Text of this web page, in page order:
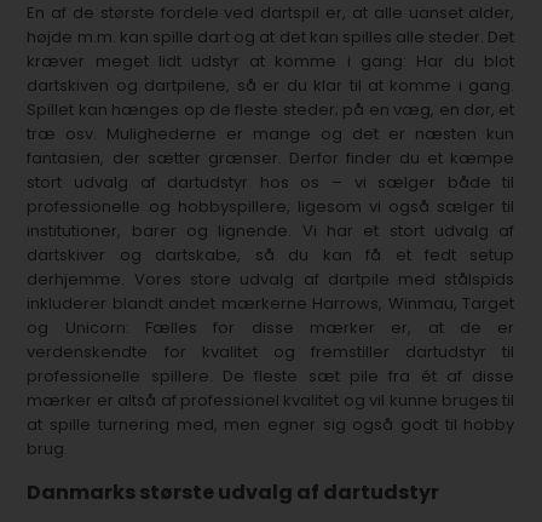
En af de største fordele ved dartspil er, at alle uanset alder,
højde m.m. kan spille dart og at det kan spilles alle steder. Det
kræver meget lidt udstyr at komme i gang: Har du blot
dartskiven og dartpilene, så er du klar til at komme i gang.
Spillet kan hænges op de fleste steder; på en væg, en dør, et
træ osv. Mulighederne er mange og det er næsten kun
fantasien, der sætter grænser. Derfor finder du et kæmpe
stort udvalg af dartudstyr hos os – vi sælger både til
professionelle og hobbyspillere, ligesom vi også sælger til
institutioner, barer og lignende. Vi har et stort udvalg af
dartskiver og dartskabe, så du kan få et fedt setup
derhjemme. Vores store udvalg af dartpile med stålspids
inkluderer blandt andet mærkerne Harrows, Winmau, Target
og Unicorn: Fælles for disse mærker er, at de er
verdenskendte for kvalitet og fremstiller dartudstyr til
professionelle spillere. De fleste sæt pile fra ét af disse
mærker er altså af professionel kvalitet og vil kunne bruges til
at spille turnering med, men egner sig også godt til hobby
brug.
Danmarks største udvalg af dartudstyr